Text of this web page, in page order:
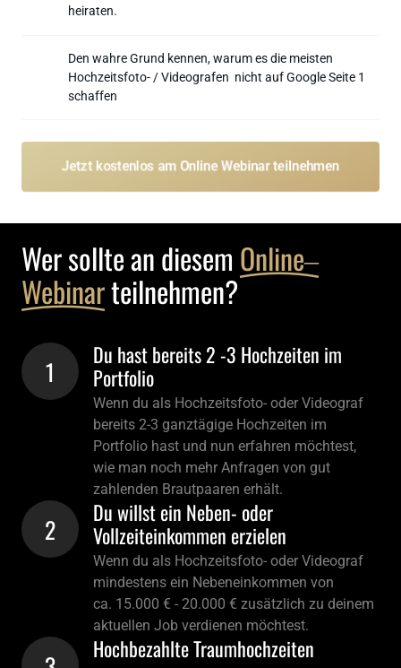
heiraten.
Den wahre Grund kennen, warum es die meisten
Hochzeitsfoto- / Videografen  nicht auf Google Seite 1
schaffen
Jetzt kostenlos am Online Webinar teilnehmen
Wer sollte an diesem Online‒
Webinar teilnehmen?
1
Du hast bereits 2 -3 Hochzeiten im
Portfolio
Wenn du als Hochzeitsfoto- oder Videograf
bereits 2-3 ganztägige Hochzeiten im
Portfolio hast und nun erfahren möchtest,
wie man noch mehr Anfragen von gut
zahlenden Brautpaaren erhält.
2
Du willst ein Neben- oder
Vollzeiteinkommen erzielen
Wenn du als Hochzeitsfoto- oder Videograf
mindestens ein Nebeneinkommen von
ca. 15.000 € - 20.000 € zusätzlich zu deinem
aktuellen Job verdienen möchtest.
Hochbezahlte Traumhochzeiten